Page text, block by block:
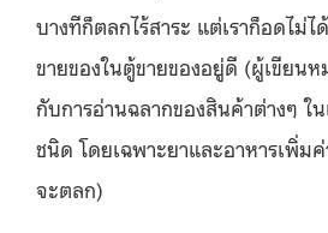
บางทีก็ตลกไร้สาระ แต่เราก็อดไม่ไ
ขายของในตู้ขายของอยู่ดี (ผู้เขียน
กับการอ่านฉลากของสินค้าต่างๆ ใ
ชนิด โดยเฉพาะยาและอาหารเพิ่ม
จะตลก)